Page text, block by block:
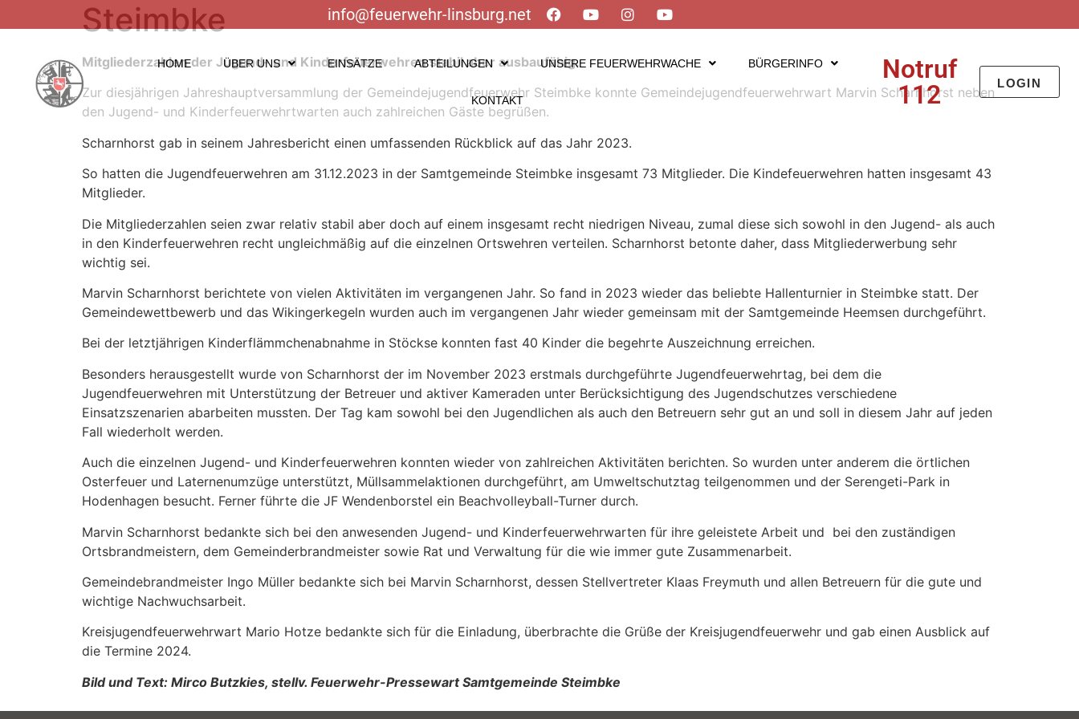
info@feuerwehr-linsburg.net
HOME ÜBER UNS EINSÄTZE ABTEILUNGEN UNSERE FEUERWEHRWACHE BÜRGERINFO
KONTAKT
Notruf
112
LOGIN
Steimbke
Mitgliederzahlen der Jugend- und Kinderfeuerwehren stabil aber ausbaufähig.
Zur diesjährigen Jahreshauptversammlung der Gemeindejugendfeuerwehr Steimbke konnte Gemeindejugendfeuerwehrwart Marvin Scharnhorst neben
den Jugend- und Kinderfeuerwehrtwarten auch zahlreichen Gäste begrüßen.
Scharnhorst gab in seinem Jahresbericht einen umfassenden Rückblick auf das Jahr 2023.
So hatten die Jugendfeuerwehren am 31.12.2023 in der Samtgemeinde Steimbke insgesamt 73 Mitglieder. Die Kindefeuerwehren hatten insgesamt 43
Mitglieder.
Die Mitgliederzahlen seien zwar relativ stabil aber doch auf einem insgesamt recht niedrigen Niveau, zumal diese sich sowohl in den Jugend- als auch
in den Kinderfeuerwehren recht ungleichmäßig auf die einzelnen Ortswehren verteilen. Scharnhorst betonte daher, dass Mitgliederwerbung sehr
wichtig sei.
Marvin Scharnhorst berichtete von vielen Aktivitäten im vergangenen Jahr. So fand in 2023 wieder das beliebte Hallenturnier in Steimbke statt. Der
Gemeindewettbewerb und das Wikingerkegeln wurden auch im vergangenen Jahr wieder gemeinsam mit der Samtgemeinde Heemsen durchgeführt.
Bei der letztjährigen Kinderflämmchenabnahme in Stöckse konnten fast 40 Kinder die begehrte Auszeichnung erreichen.
Besonders herausgestellt wurde von Scharnhorst der im November 2023 erstmals durchgeführte Jugendfeuerwehrtag, bei dem die
Jugendfeuerwehren mit Unterstützung der Betreuer und aktiver Kameraden unter Berücksichtigung des Jugendschutzes verschiedene
Einsatzszenarien abarbeiten mussten. Der Tag kam sowohl bei den Jugendlichen als auch den Betreuern sehr gut an und soll in diesem Jahr auf jeden
Fall wiederholt werden.
Auch die einzelnen Jugend- und Kinderfeuerwehren konnten wieder von zahlreichen Aktivitäten berichten. So wurden unter anderem die örtlichen
Osterfeuer und Laternenumzüge unterstützt, Müllsammelaktionen durchgeführt, am Umweltschutztag teilgenommen und der Serengeti-Park in
Hodenhagen besucht. Ferner führte die JF Wendenborstel ein Beachvolleyball-Turner durch.
Marvin Scharnhorst bedankte sich bei den anwesenden Jugend- und Kinderfeuerwehrwarten für ihre geleistete Arbeit und bei den zuständigen
Ortsbrandmeistern, dem Gemeinderbrandmeister sowie Rat und Verwaltung für die wie immer gute Zusammenarbeit.
Gemeindebrandmeister Ingo Müller bedankte sich bei Marvin Scharnhorst, dessen Stellvertreter Klaas Freymuth und allen Betreuern für die gute und
wichtige Nachwuchsarbeit.
Kreisjugendfeuerwehrwart Mario Hotze bedankte sich für die Einladung, überbrachte die Grüße der Kreisjugendfeuerwehr und gab einen Ausblick auf
die Termine 2024.
Bild und Text: Mirco Butzkies, stellv. Feuerwehr-Pressewart Samtgemeinde Steimbke